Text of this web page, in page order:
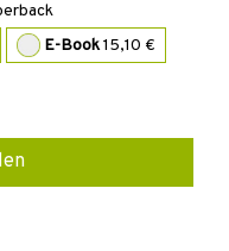
E-Book15,10 €